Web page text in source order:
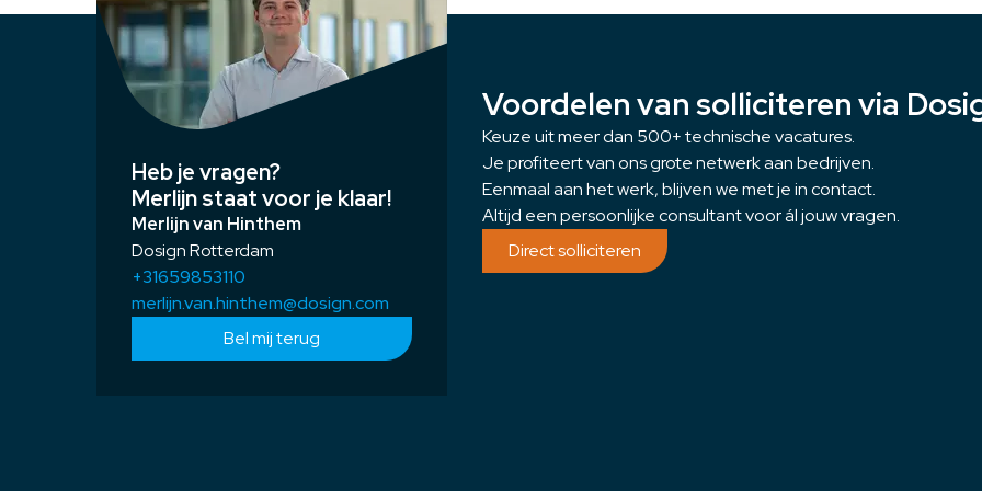
Heb je vragen?
Merlijn staat voor je klaar!
Merlijn van Hinthem
Dosign Rotterdam
+31659853110
merlijn.van.hinthem@dosign.com
Bel mij terug
Voordelen van solliciteren via
Keuze uit meer dan 500+ technische vacatures.
Je profiteert van ons grote netwerk aan bedrijven.
Eenmaal aan het werk, blijven we met je in contact.
Altijd een persoonlijke consultant voor ál jouw vragen.
Direct solliciteren